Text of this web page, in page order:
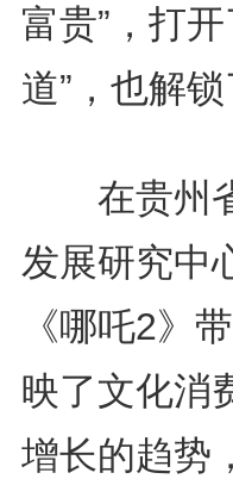
富贵”，打
道”，也解
在贵州省
发展研究中
《哪吒2》
映了文化消
增长的趋势